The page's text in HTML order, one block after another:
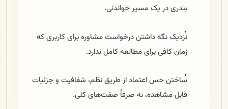
بندری در یک مسیر خواندنی.
نزدیک نگه داشتن درخواست مشاوره برای کاربری که
زمان کافی برای مطالعه کامل ندارد.
ساختن حس اعتماد از طریق نظم، شفافیت و جزئیات
قابل مشاهده، نه صرفاً صفت‌های کلی.